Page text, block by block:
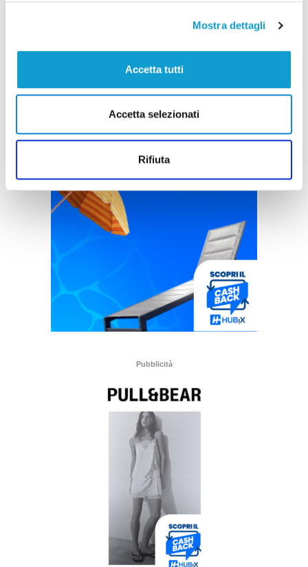
Mostra dettagli
Accetta tutti
Accetta selezionati
Rifiuta
Pubblicità